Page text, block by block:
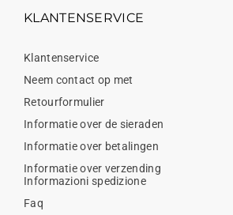
KLANTENSERVICE
Klantenservice
Neem contact op met
Retourformulier
Informatie over de sieraden
Informatie over betalingen
Informatie over verzending
Informazioni spedizione
Faq